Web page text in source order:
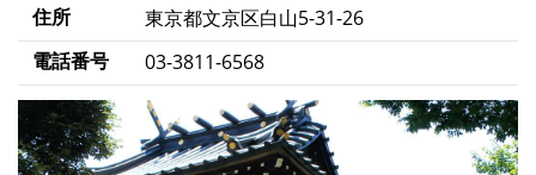
住所
東京都文京区白山5-31-26
電話番号
03-3811-6568